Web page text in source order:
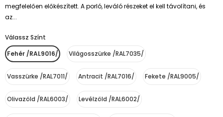
megfelelően előkészített. A porló, leváló részeket el kell távolítani, és
az...
Válassz Színt
Fehér /RAL9016/
Világosszürke /RAL7035/
Vasszürke /RAL7011/ Antracit /RAL7016/ Fekete /RAL9005/
Olivazöld /RAL6003/ Levélzöld /RAL6002/